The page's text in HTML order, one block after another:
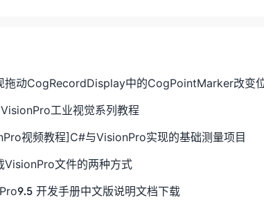
拖动CogRecordDisplay中的CogPointMarker改变
工业视觉系列教程
视频教程]C#与VisionPro实现的基础测量项目
VisionPro文件的两种方式
开发手册中文版说明文档下载